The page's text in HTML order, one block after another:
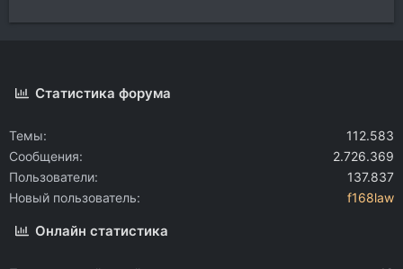
Статистика форума
Темы
112.583
Сообщения
2.726.369
Пользователи
137.837
Новый пользователь
f168law
Онлайн статистика